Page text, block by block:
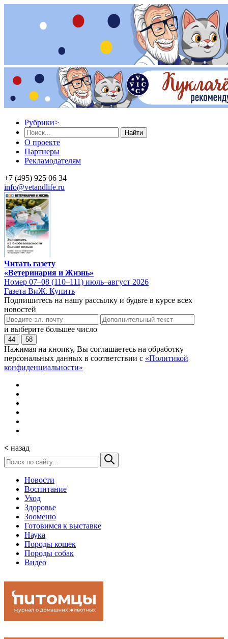
Рубрики>
Найти
О проекте
Партнеры
Рекламодателям
+7 (495) 925 06 34
info@vetandlife.ru
Читать газету
«Ветеринария и Жизнь»
Номер 07–08 (110–111) июль–август 2026
Газета ВиЖ. Купить
Подпишитесь на нашу рассылку и будьте в курсе всех
новостей
и выберите большее число
44 58
Нажимая на кнопку, Вы соглашаетесь на обработку
персональных данных в соответствии с «Политикой
конфиденциальности»
< назад
Новости
Воспитание
Уход
Здоровье
Зооменю
Готовимся к выставке
Наука
Породы кошек
Породы собак
Видео